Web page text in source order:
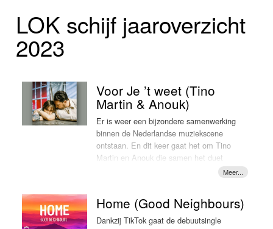
Nieuws
Foto's
Webcam
LOK schijf jaar­over­zicht
2023
Voor Je ’t weet (Tino
Martin & Anouk)
Er is weer een bijzondere samenwerking
binnen de Nederlandse muziekscene
ontstaan. En dit keer gaat het om Tino
Martin en Anouk die samen het duet
'Voor Je ’t weet' hebben opgenomen.
onder de indruk van een demo die ze
van Tino opgestuurd kreeg. "Dat is echt
Home (Good Neighbours)
Dankzij TikTok gaat de debuutsingle